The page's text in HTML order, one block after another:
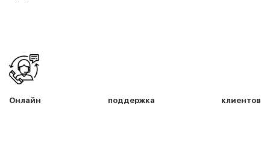
Онлайн поддержка клиентов